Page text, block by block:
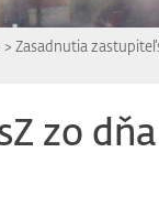
> Zasadnutia
zo dňa